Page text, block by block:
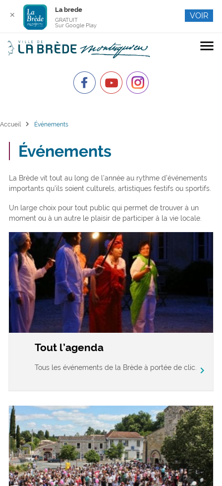
menu
Accueil chevron_right Événements
Événements
La Brède vit tout au long de l’année au rythme d’événements
importants qu’ils soient culturels, artistiques festifs ou sportifs.
Un large choix pour tout public qui permet de trouver à un
moment ou à un autre le plaisir de participer à la vie locale.
Tout l’agenda
Tous les événements de la Brède à portée de clic. chevron_right
✕
La brede
GRATUIT
Sur Google Play
VOIR